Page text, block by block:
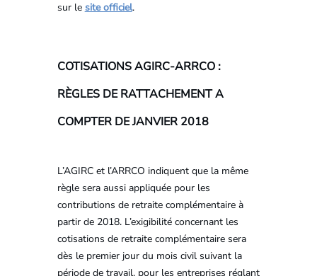
sur le site officiel.
COTISATIONS AGIRC-ARRCO :
RÈGLES DE RATTACHEMENT A
COMPTER DE JANVIER 2018
L’AGIRC et l’ARRCO indiquent que la même
règle sera aussi appliquée pour les
contributions de retraite complémentaire à
partir de 2018. L’exigibilité concernant les
cotisations de retraite complémentaire sera
dès le premier jour du mois civil suivant la
période de travail, pour les entreprises réglant